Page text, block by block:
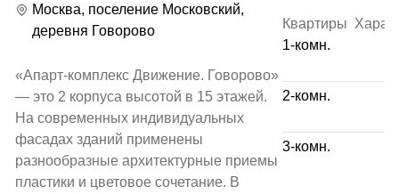
Москва, поселение Московский,
деревня Говорово
«Апарт-комплекс Движение. Говорово»
— это 2 корпуса высотой в 15 этажей.
На современных индивидуальных
фасадах зданий применены
разнообразные архитектурные приемы
пластики и цветовое сочетание. В
Квартиры
1-комн.
2-комн.
3-комн.